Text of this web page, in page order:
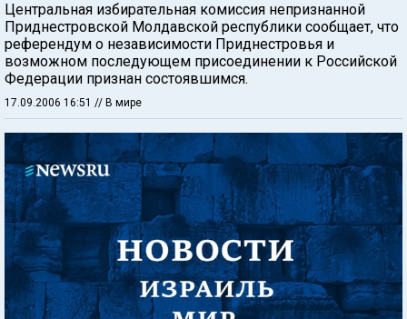
Центральная избирательная комиссия непризнанной
Приднестровской Молдавской республики сообщает, что
референдум о независимости Приднестровья и
возможном последующем присоединении к Российской
Федерации признан состоявшимся.
17.09.2006 16:51 // В мире